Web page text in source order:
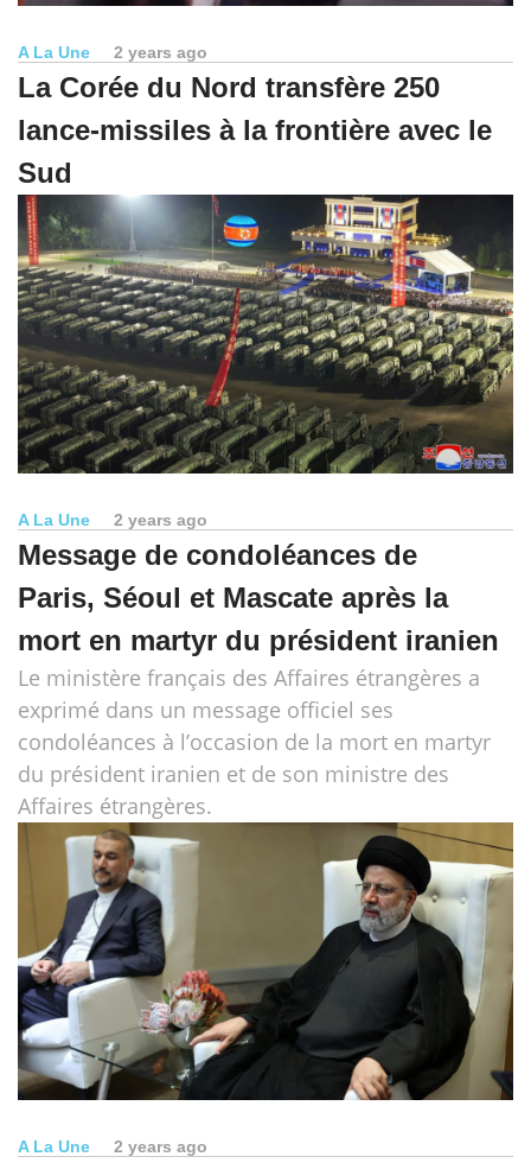
A La Une 2 years ago
La Corée du Nord transfère 250
lance-missiles à la frontière avec le
Sud
A La Une 2 years ago
Message de condoléances de
Paris, Séoul et Mascate après la
mort en martyr du président iranien
Le ministère français des Affaires étrangères a
exprimé dans un message officiel ses
condoléances à l’occasion de la mort en martyr
du président iranien et de son ministre des
Affaires étrangères.
A La Une 2 years ago